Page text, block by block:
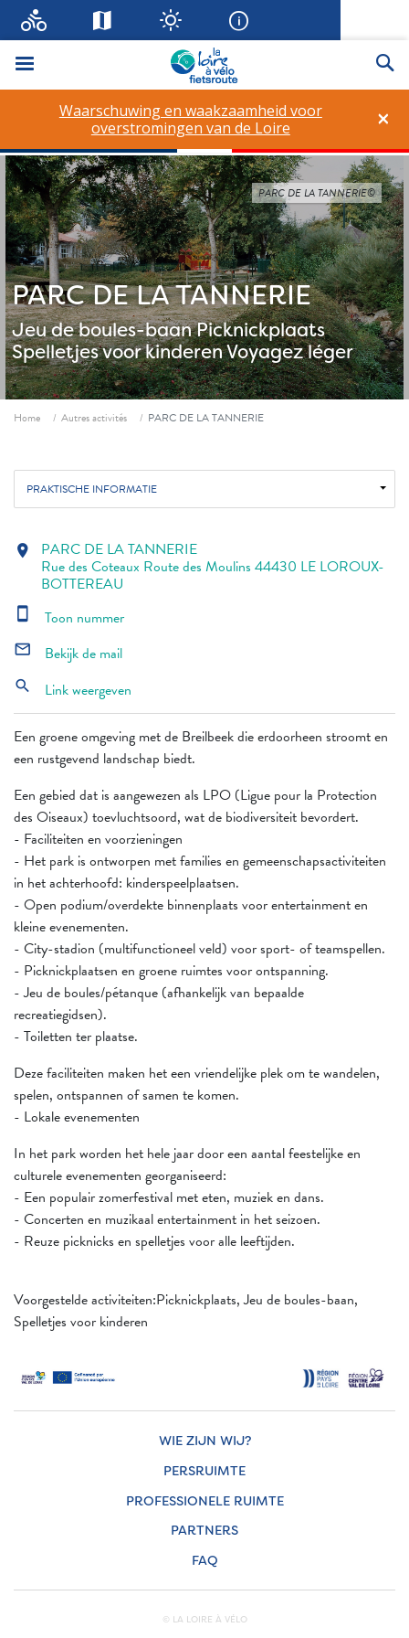
Menu
×
Waarschuwing en waakzaamheid voor
overstromingen van de Loire
PARC DE LA TANNERIE
Jeu de boules-baanPicknickplaats
Spelletjes voor kinderenVoyagez léger
PARC DE LA TANNERIE©
Fil d'ariane
Home Autres activités PARC DE LA TANNERIE
PRAKTISCHE INFORMATIE
Een groene omgeving met de Breilbeek die erdoorheen stroomt en
een rustgevend landschap biedt.
Een gebied dat is aangewezen als LPO (Ligue pour la Protection
des Oiseaux) toevluchtsoord, wat de biodiversiteit bevordert.
- Faciliteiten en voorzieningen
- Het park is ontworpen met families en gemeenschapsactiviteiten
in het achterhoofd: kinderspeelplaatsen.
- Open podium/overdekte binnenplaats voor entertainment en
kleine evenementen.
- City-stadion (multifunctioneel veld) voor sport- of teamspellen.
- Picknickplaatsen en groene ruimtes voor ontspanning.
- Jeu de boules/pétanque (afhankelijk van bepaalde
recreatiegidsen).
- Toiletten ter plaatse.
Deze faciliteiten maken het een vriendelijke plek om te wandelen,
spelen, ontspannen of samen te komen.
- Lokale evenementen
In het park worden het hele jaar door een aantal feestelijke en
culturele evenementen georganiseerd:
- Een populair zomerfestival met eten, muziek en dans.
- Concerten en muzikaal entertainment in het seizoen.
- Reuze picknicks en spelletjes voor alle leeftijden.
Voorgestelde activiteiten:Picknickplaats, Jeu de boules-baan,
Spelletjes voor kinderen
location_on PARC DE LA TANNERIE
Rue des Coteaux Route des Moulins 44430 LE LOROUX-
BOTTEREAU
smartphone Toon nummer
mail_outline Bekijk de mail
search Link weergeven
WIE ZIJN WIJ?
PERSRUIMTE
PROFESSIONELE RUIMTE
PARTNERS
FAQ
© LA LOIRE À VÉLO